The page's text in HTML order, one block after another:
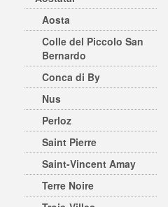
Aosta
Colle del Piccolo San
Bernardo
Conca di By
Nus
Perloz
Saint Pierre
Saint-Vincent Amay
Terre Noire